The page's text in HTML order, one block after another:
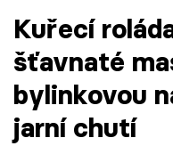
Témata
Kuřecí
šťavnaté
bylinkovou
jarní chutí